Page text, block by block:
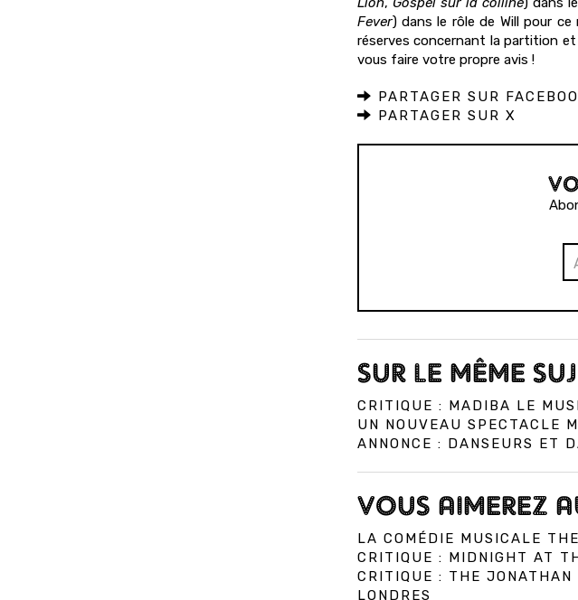
Fever) dans le rôle de Will pour
réserves concernant la partition
vous faire votre propre avis !
PARTAGER SUR
PARTAGER SUR X
SUR LE MÊME
CRITIQUE : MADIBA LE
UN NOUVEAU SPECTACLE
ANNONCE : DANSEURS ET
VOUS AIMEREZ
LA COMÉDIE MUSICALE
CRITIQUE : MIDNIGHT AT
CRITIQUE : THE JONATHAN
LONDRES